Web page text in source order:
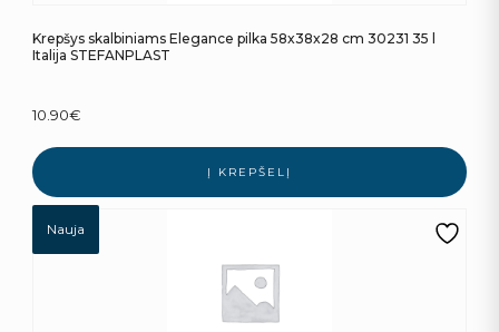
Krepšys skalbiniams Elegance pilka 58x38x28 cm 30231 35 l
Italija STEFANPLAST
10.90€
Į KREPŠELĮ
Nauja